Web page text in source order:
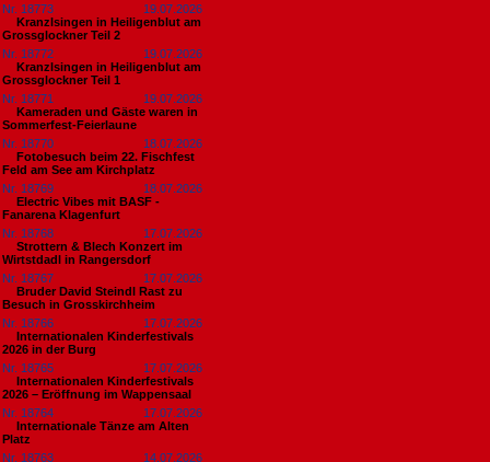
Nr. 18773
19.07.2026
Kranzlsingen in Heiligenblut am
Grossglockner Teil 2
Nr. 18772
19.07.2026
Kranzlsingen in Heiligenblut am
Grossglockner Teil 1
Nr. 18771
19.07.2026
Kameraden und Gäste waren in
Sommerfest-Feierlaune
Nr. 18770
18.07.2026
Fotobesuch beim 22. Fischfest
Feld am See am Kirchplatz
Nr. 18769
18.07.2026
Electric Vibes mit BASF -
Fanarena Klagenfurt
Nr. 18768
17.07.2026
Strottern & Blech Konzert im
Wirtstdadl in Rangersdorf
Nr. 18767
17.07.2026
Bruder David Steindl Rast zu
Besuch in Grosskirchheim
Nr. 18766
17.07.2026
Internationalen Kinderfestivals
2026 in der Burg
Nr. 18765
17.07.2026
Internationalen Kinderfestivals
2026 – Eröffnung im Wappensaal
Nr. 18764
17.07.2026
Internationale Tänze am Alten
Platz
Nr. 18763
14.07.2026